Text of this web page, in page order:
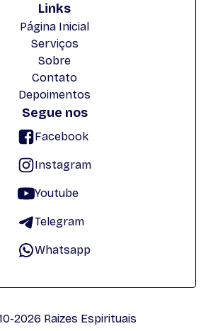
Links
Página Inicial
Serviços
Sobre
Contato
Depoimentos
Segue nos
Facebook
Instagram
Youtube
Telegram
Whatsapp
2026 Raizes Espirituais